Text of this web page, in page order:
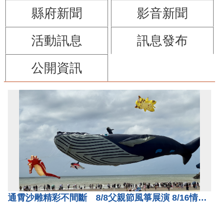
縣府新聞
影音新聞
活動訊息
訊息發布
公開資訊
通霄沙雕精彩不間斷 8/8父親節風箏展演 8/16情人節66對浪漫挑戰送好禮